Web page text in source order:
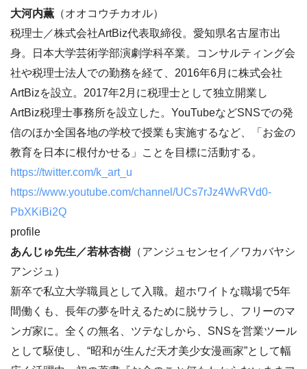
大河内薫 （オオコウチカオル）
税理士／株式会社ArtBiz代表取締役。愛知県名古屋市出
身。日本大学芸術学部演劇学科卒業。コンサルティング会
社や税理士法人での勤務を経て、2016年6月に株式会社
ArtBizを設立。2017年2月に税理士として独立開業し
ArtBiz税理士事務所を設立した。YouTubeなどSNSでの発
信のほか全国各地の学校で授業も実施するなど、「お金の
教育を日本に根付かせる」ことを目標に活動する。
https://twitter.com/k_art_u
https://www.youtube.com/channel/UCs7rJz4WvRVd0-
PbXKiBi2Q
profile
あんじゅ先生／若林杏樹 （アンジュセンセイ／ワカバヤシ
アンジュ）
新卒で私立大学職員として入職。超ホワイトな職場で5年
間働くも、長年の夢を叶えるために脱サラし、フリーのマ
ンガ家に。全くの無名、ツテなしから、SNSを営業ツール
として駆使し、“昭和が生んだ天才美少女漫画家”として幅